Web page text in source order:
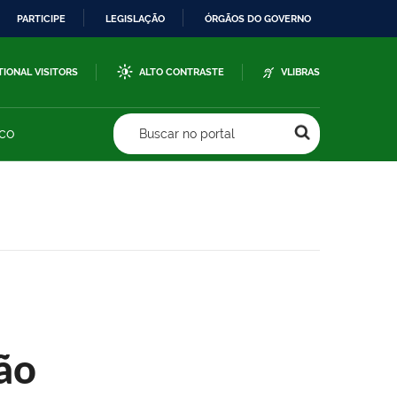
PARTICIPE LEGISLAÇÃO ÓRGÃOS DO GOVERNO
VISITORS ALTO CONTRASTE VLIBRAS
Buscar no portal